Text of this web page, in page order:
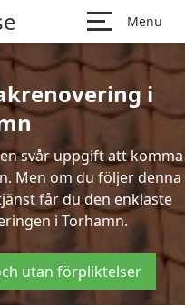
Menu
i
svår uppgift att komma
Men om du följer denna
får du den enklaste
i Torhamn.
utan förpliktelser